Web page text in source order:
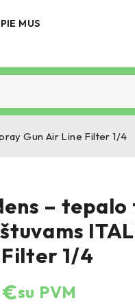
MUS
Gun Air Line Filter 1/4
–
1/4
€su PVM